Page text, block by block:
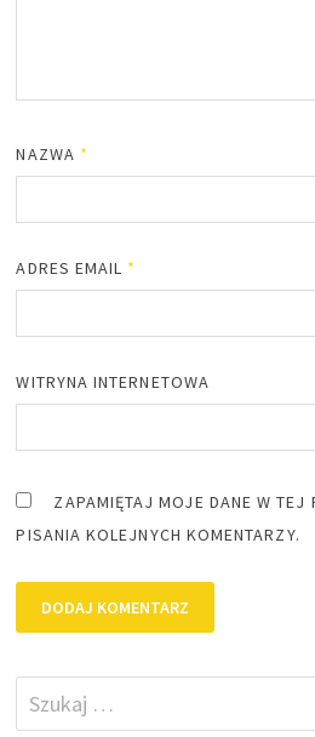
NAZWA *
ADRES EMAIL *
WITRYNA INTERNETOWA
ZAPAMIĘTAJ MOJE DANE W TEJ
PISANIA KOLEJNYCH KOMENTARZY.
Szukaj: